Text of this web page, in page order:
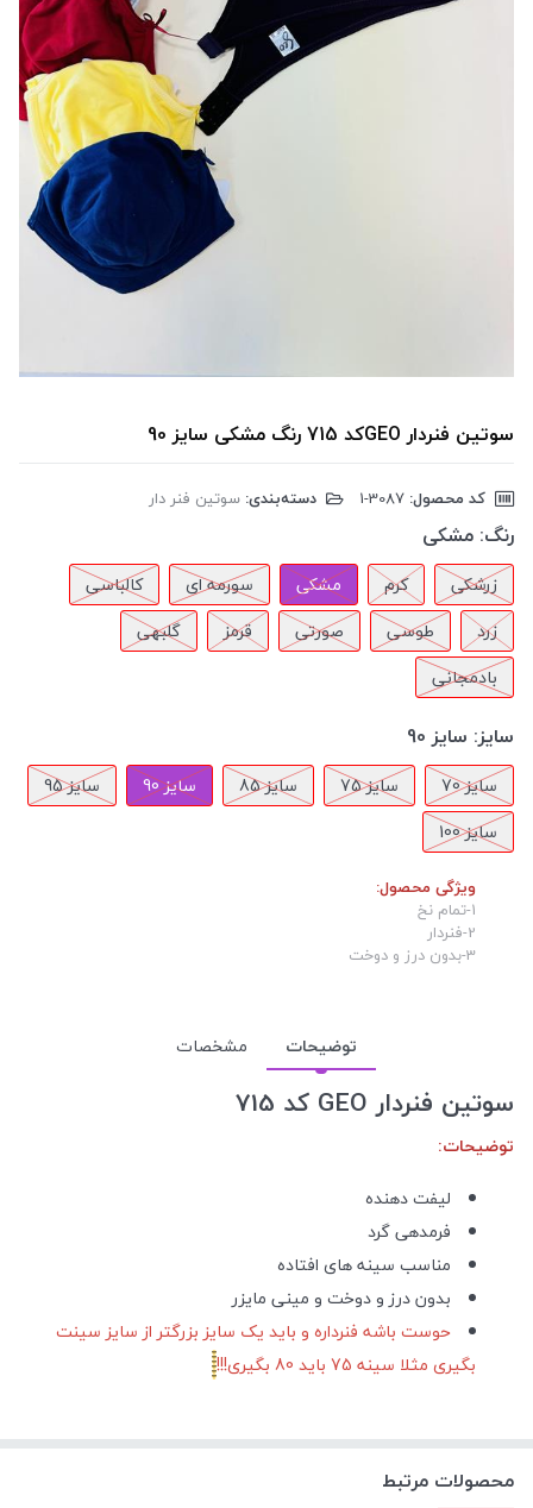
سوتین فنردار GEOکد 715 رنگ مشکی سایز 90
کد محصول: دسته‌بندی: سوتین فنر دار
رنگ: مشکی
زرشکی کرم مشکی سورمه ای
کالباسی
زرد
طوسی صورتی قرمز
گلبهی
بادمجانی
سایز: سایز 90
سایز 70 سایز 75 سایز 85 سایز 90
سایز 95
سایز 100
ویژگی محصول:
1-تمام نخ
2-فنردار
3-بدون درز و دوخت
توضیحات مشخصات
سوتین فنردار GEO کد 715
توضیحات:
لیفت دهنده
فرمدهی گرد
مناسب سینه های افتاده
بدون درز و دوخت و مینی مایزر
حوست باشه فنرداره و باید یک سایز بزرگتر از سایز سینت
بگیری مثلا سینه 75 باید 80 بگیری!!!
محصولات مرتبط